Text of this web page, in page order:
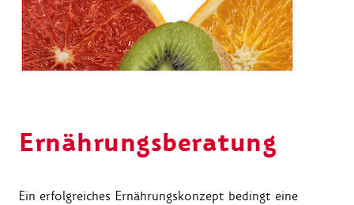
Ernährungsberatung
Ein erfolgreiches Ernährungskonzept bedingt eine